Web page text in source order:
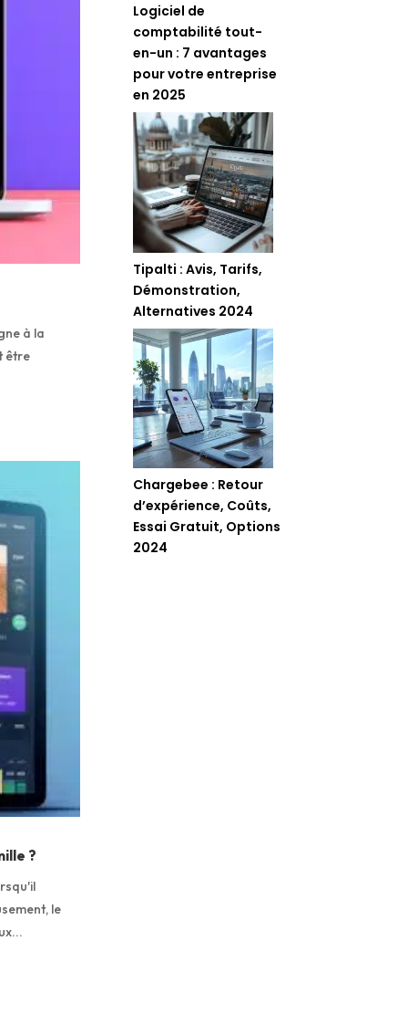
à la
être
?
le
Logiciel de
comptabilité tout-
en-un : 7 avantages
pour votre entreprise
en 2025
Tipalti : Avis, Tarifs,
Démonstration,
Alternatives 2024
Chargebee : Retour
d’expérience, Coûts,
Essai Gratuit, Options
2024